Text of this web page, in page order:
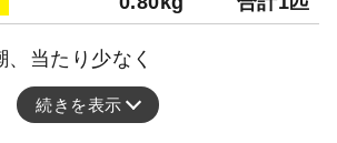
当たり少なく
続きを表示